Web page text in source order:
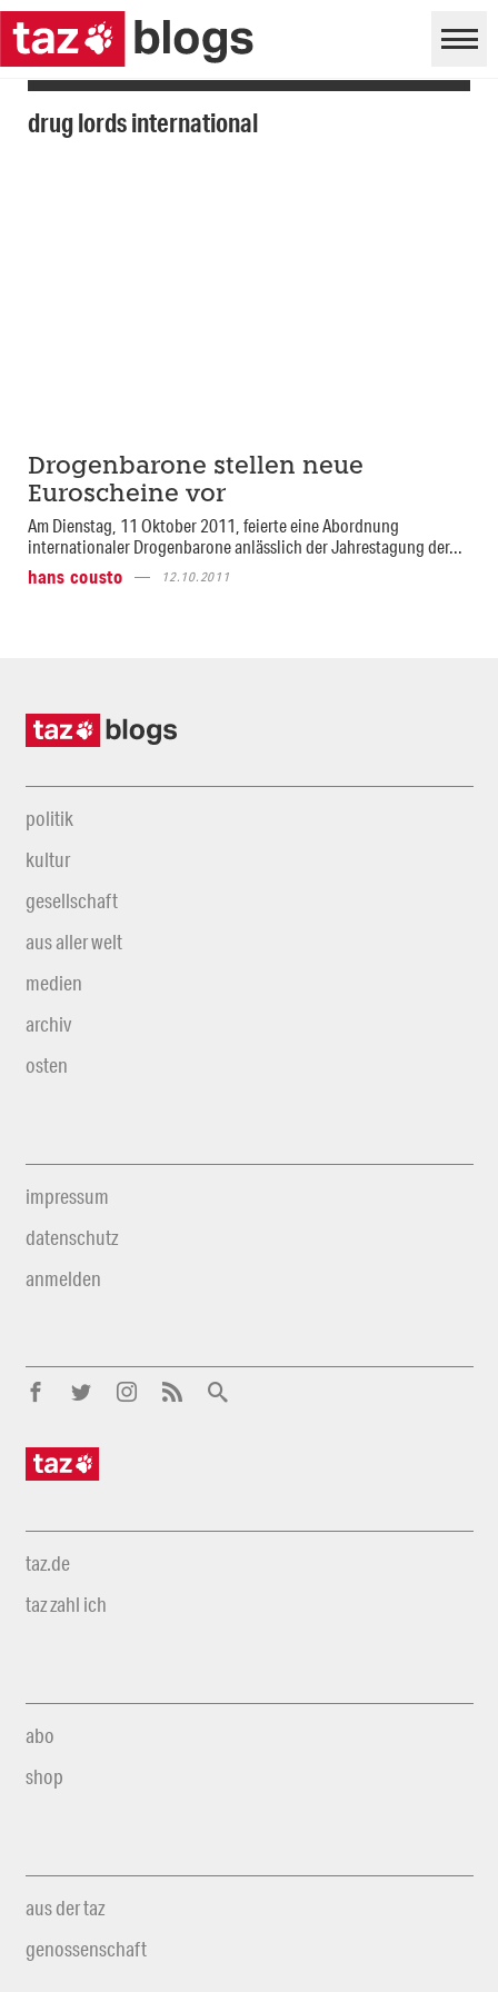
drug lords international
Drogenbarone stellen neue
Euroscheine vor
Am Dienstag, 11 Oktober 2011, feierte eine Abordnung
internationaler Drogenbarone anlässlich der Jahrestagung der...
hans cousto
12.10.2011
politik
kultur
gesellschaft
aus aller welt
medien
archiv
osten
impressum
datenschutz
anmelden
taz.de
taz zahl ich
abo
shop
aus der taz
genossenschaft